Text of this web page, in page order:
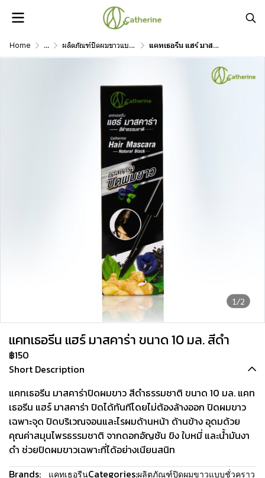
Home ... ผลิตภัณฑ์ปิดผมขาวแบบชั่วคราว แคทเธอรีน แฮร์ มาสคาร่า ขนาด 10 มล. สีดำ
1/2
แคทเธอรีน แฮร์ มาสคาร่า ขนาด 10 มล. สีดำ
฿150
Short Description
แคทเธอรีน มาสคาร่าปิดผมขาว สีดำธรรมชาติ ขนาด 10 มล. แคท
เธอรีน แฮร์ มาสคาร่า ปิดได้ทันทีโดยไม่ต้องล้างออก ปิดผมขาว
เฉพาะจุด ปิดบริเวณจอนและไรผมด้านหน้า ด้านข้าง อุดมด้วย
คุณค่าสมุนไพรธรรมชาติ จากดอกอัญชัน ขิง ใบหมี่ และน้ำมันงา
ดำ ช่วยปิดผมขาวเฉพาะที่ได้อย่างเนียนสนิท
Brands:
แคทเธอรีนCategories:ผลิตภัณฑ์ปิดผมขาวแบบชั่วคราว